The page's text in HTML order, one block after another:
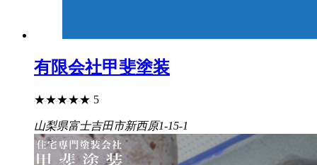
有限会社甲斐塗装
★★★★★ 5
山梨県富士吉田市新西原1-15-1